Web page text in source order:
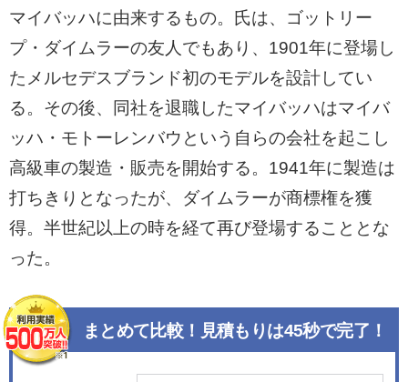
マイバッハに由来するもの。氏は、ゴットリー
プ・ダイムラーの友人でもあり、1901年に登場し
たメルセデスブランド初のモデルを設計してい
る。その後、同社を退職したマイバッハはマイバ
ッハ・モトーレンバウという自らの会社を起こし
高級車の製造・販売を開始する。1941年に製造は
打ちきりとなったが、ダイムラーが商標権を獲
得。半世紀以上の時を経て再び登場することとな
った。
まとめて比較！見積もりは45秒で完了！